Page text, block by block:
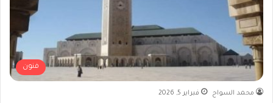
فنون
محمد السواح فبراير 5, 2026